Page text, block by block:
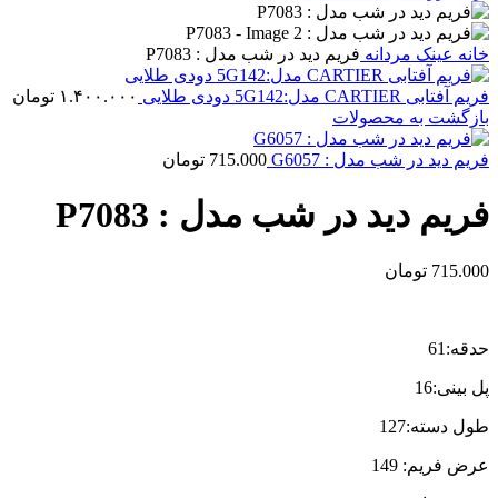
خانه عینک مردانه فریم دید در شب مدل : P7083
فریم آفتابی CARTIER مدل:5G142 دودی طلایی ۱.۴۰۰.۰۰۰ تومان
بازگشت به محصولات
فریم دید در شب مدل : G6057 715.000 تومان
فریم دید در شب مدل : P7083
715.000 تومان
حدقه:61
پل بینی:16
طول دسته:127
عرض فریم: 149